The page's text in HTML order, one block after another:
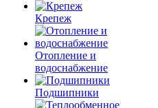
Крепеж
Отопление и
водоснабжение
Подшипники